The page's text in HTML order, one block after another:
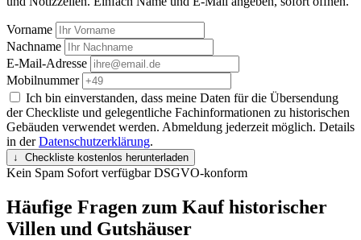
Vorname
Nachname
E-Mail-Adresse
Mobilnummer
Ich bin einverstanden, dass meine Daten für die Übersendung
der Checkliste und gelegentliche Fachinformationen zu historischen
Gebäuden verwendet werden. Abmeldung jederzeit möglich. Details
in derDatenschutzerklärung.
↓ Checkliste kostenlos herunterladen
Kein Spam Sofort verfügbar DSGVO-konform
Häufige Fragen zum Kauf historischer
Villen und Gutshäuser